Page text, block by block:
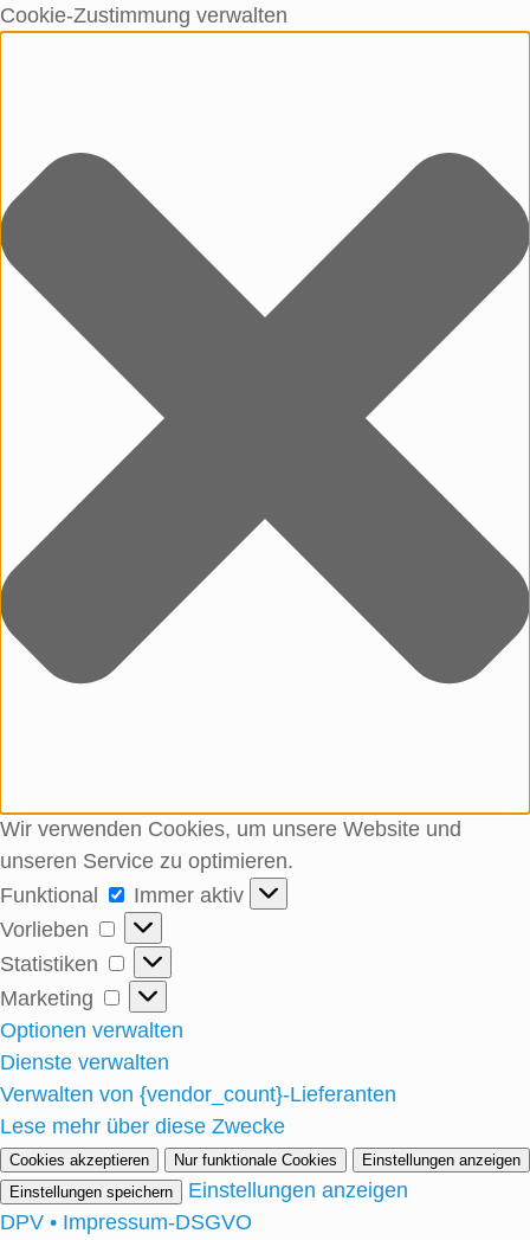
Cookie-Zustimmung verwalten
Wir verwenden Cookies, um unsere Website und
unseren Service zu optimieren.
Funktional
Immer aktiv
Vorlieben
Statistiken
Marketing
Optionen verwalten
Dienste verwalten
Verwalten von {vendor_count}-Lieferanten
Lese mehr über diese Zwecke
Cookies akzeptieren Nur funktionale Cookies
Einstellungen anzeigen
Einstellungen speichern
Einstellungen anzeigen
DPV • Impressum-DSGVO
Unter dem Inhalt